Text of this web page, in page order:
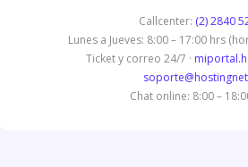
Callcenter: (2) 2840
Lunes a Jueves: 8:00 – 17:00 hrs
Ticket y correo 24/7 ·
Chat online: 8:00 –